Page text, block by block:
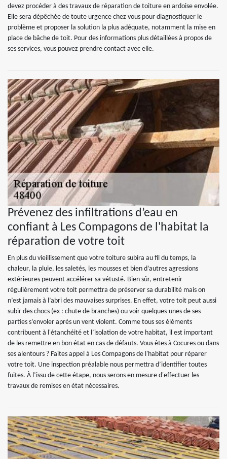
devez procéder à des travaux de réparation de toiture en ardoise envolée.
Elle sera dépêchée de toute urgence chez vous pour diagnostiquer le
problème et proposer la solution la plus adéquate, notamment la mise en
place de bâche de toit. Pour des informations plus détaillées à propos de
ses services, vous pouvez prendre contact avec elle.
Prévenez des infiltrations d’eau en
confiant à Les Compagons de l'habitat la
réparation de votre toit
En plus du vieillissement que votre toiture subira au fil du temps, la
chaleur, la pluie, les saletés, les mousses et bien d’autres agressions
extérieures peuvent accélérer sa vétusté. Bien sûr, entretenir
régulièrement votre toit permettra de préserver sa durabilité mais on
n’est jamais à l’abri des mauvaises surprises. En effet, votre toit peut aussi
subir des chocs (ex : chute de branches) ou voir quelques-unes de ses
parties s’envoler après un vent violent. Comme tous ses éléments
contribuent à l'étanchéité et l’isolation de votre habitat, il est important
de les remettre en bon état en cas de défauts. Vous êtes à Cocures ou dans
ses alentours ? Faites appel à Les Compagons de l'habitat pour réparer
votre toit. Une inspection préalable nous permettra d’identifier toutes
fuites. À l’issu de cette étape, nous serons en mesure d'effectuer les
travaux de remises en état nécessaires.